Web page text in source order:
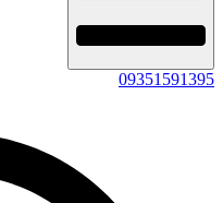
09351591395